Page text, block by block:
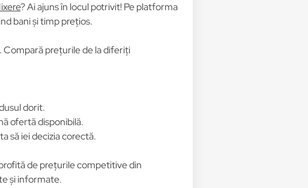
? Ai ajuns în locul potrivit! Pe platforma
bani și timp prețios.
Compară prețurile de la diferiți
dorit.
ofertă disponibilă.
să iei decizia corectă.
de prețurile competitive din
și informate.